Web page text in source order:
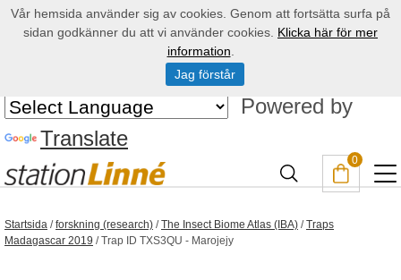
Powered by
Translate
0
Startsida /forskning (research) /The Insect Biome Atlas (IBA) /Traps
Madagascar 2019 /Trap ID TXS3QU - Marojejy
Vår hemsida använder sig av cookies. Genom att fortsätta surfa på
sidan godkänner du att vi använder cookies. Klicka här för mer
information
Jag förstår